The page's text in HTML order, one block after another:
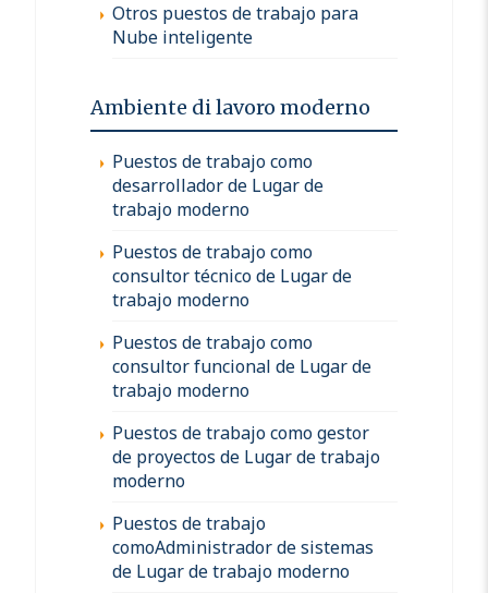
Otros puestos de trabajo para
Nube inteligente
Ambiente di lavoro moderno
Puestos de trabajo como
desarrollador de Lugar de
trabajo moderno
Puestos de trabajo como
consultor técnico de Lugar de
trabajo moderno
Puestos de trabajo como
consultor funcional de Lugar de
trabajo moderno
Puestos de trabajo como gestor
de proyectos de Lugar de trabajo
moderno
Puestos de trabajo
comoAdministrador de sistemas
de Lugar de trabajo moderno